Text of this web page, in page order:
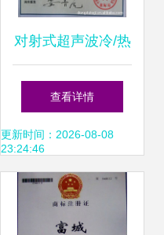
对射式超声波冷/热
量表专利与7-11类
家电商标转让项目
详情
查看详情
更新时间：2026-08-08
23:24:46